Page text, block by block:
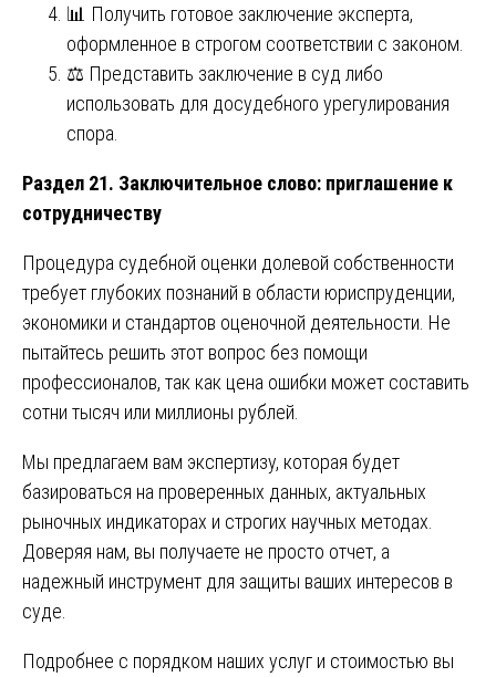
📊 Получить готовое заключение эксперта,
оформленное в строгом соответствии с законом.
⚖️ Представить заключение в суд либо
использовать для досудебного урегулирования
спора.
Раздел 21. Заключительное слово: приглашение к
сотрудничеству
Процедура судебной оценки долевой собственности
требует глубоких познаний в области юриспруденции,
экономики и стандартов оценочной деятельности. Не
пытайтесь решить этот вопрос без помощи
профессионалов, так как цена ошибки может составить
сотни тысяч или миллионы рублей.
Мы предлагаем вам экспертизу, которая будет
базироваться на проверенных данных, актуальных
рыночных индикаторах и строгих научных методах.
Доверяя нам, вы получаете не просто отчет, а
надежный инструмент для защиты ваших интересов в
суде.
Подробнее с порядком наших услуг и стоимостью вы